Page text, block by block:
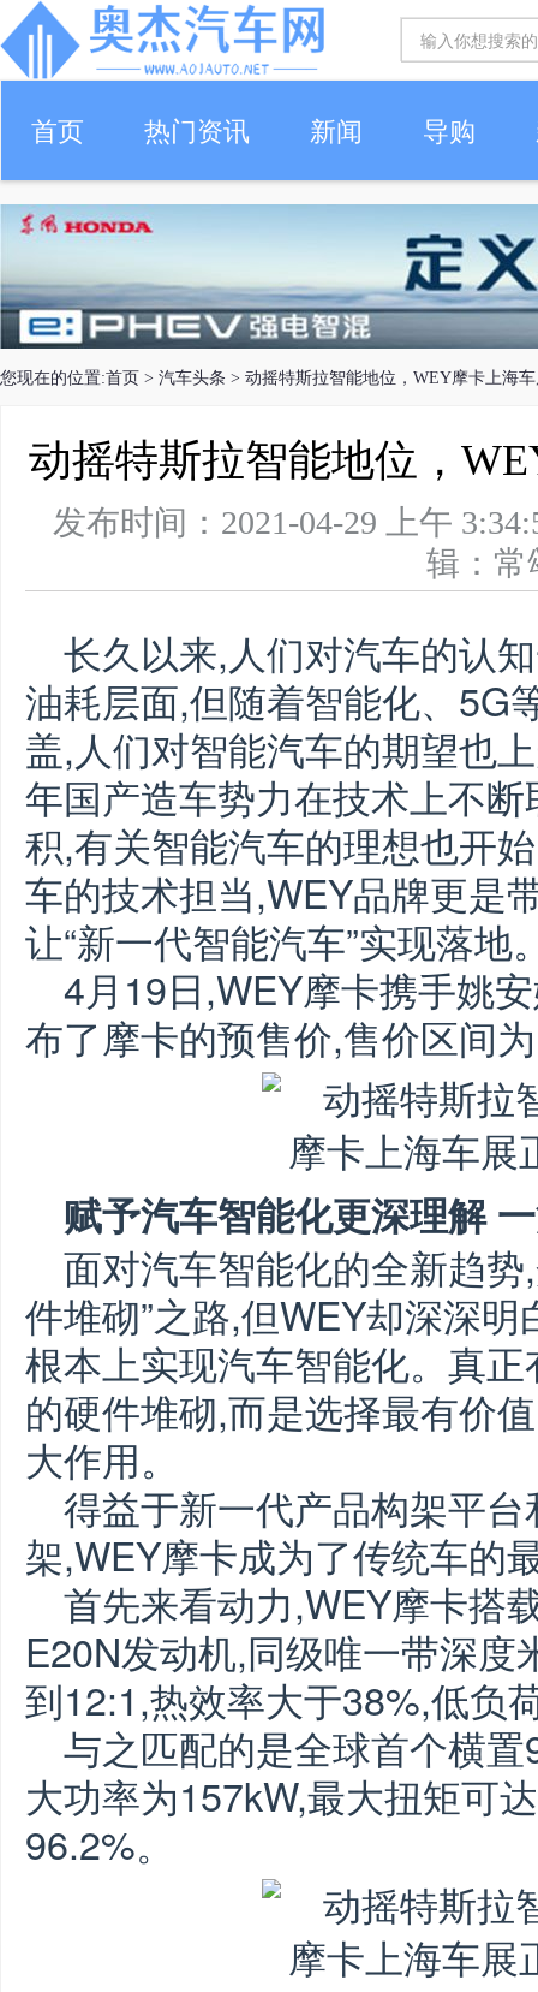
首页 热门资讯 新闻 导购
您现在的位置:首页 > 汽车头条 > 动摇特斯拉智能地位，WEY摩卡上海
动摇特斯拉智能地位，
发布时间：2021-04-29 上午
辑：
长久以来,人们对汽车的认
油耗层面,但随着智能化、5G
盖,人们对智能汽车的期望也
年国产造车势力在技术上不
积,有关智能汽车的理想也开
车的技术担当,WEY品牌更是
让“新一代智能汽车”实现落地
4月19日,WEY摩卡携手姚
布了摩卡的预售价,售价区间
赋予汽车智能化更深理解
面对汽车智能化的全新趋
件堆砌”之路,但WEY却深深
根本上实现汽车智能化。真
的硬件堆砌,而是选择最有价
大作用。
得益于新一代产品构架平
架,WEY摩卡成为了传统车的
首先来看动力,WEY摩卡搭
E20N发动机,同级唯一带深
到12:1,热效率大于38%,低负
与之匹配的是全球首个横
大功率为157kW,最大扭矩可
96.2%。